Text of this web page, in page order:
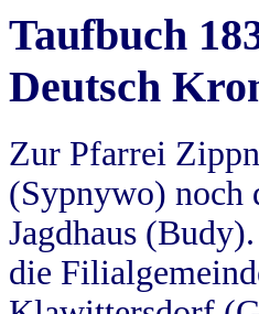
Taufbuch
Deutsch
Zur Pfarrei
(Sypnywo) noch
Jagdhaus
die